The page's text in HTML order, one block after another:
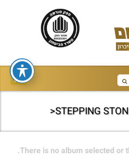
STEPPING
There is no album selected or